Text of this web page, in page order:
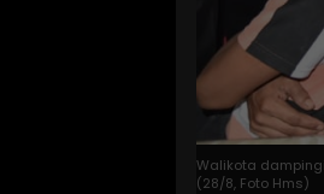
Walikota
(28/8, Foto Hms)